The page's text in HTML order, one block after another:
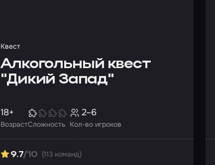
Квест
Алкогольный квест
"Дикий Запад"
Возраст
18+
Сложность Кол-во игроков
2–6
9.7/10 (113 команд)